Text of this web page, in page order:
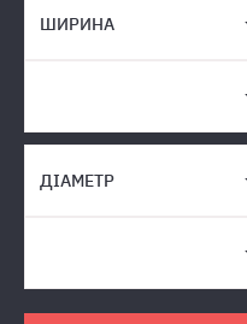
ШИРИНА
ДІАМЕТР